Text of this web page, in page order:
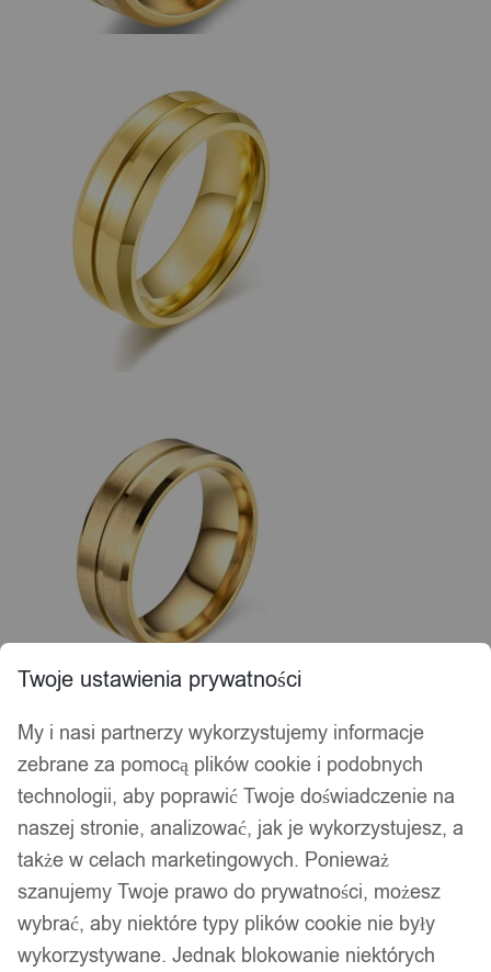
Twoje ustawienia prywatności
My i nasi partnerzy wykorzystujemy informacje
zebrane za pomocą plików cookie i podobnych
technologii, aby poprawić Twoje doświadczenie na
naszej stronie, analizować, jak je wykorzystujesz, a
także w celach marketingowych. Ponieważ
szanujemy Twoje prawo do prywatności, możesz
wybrać, aby niektóre typy plików cookie nie były
wykorzystywane. Jednak blokowanie niektórych